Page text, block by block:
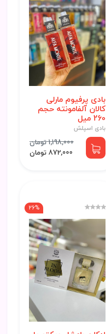
بادی پرفیوم مارلی
کالان آلفامونته حجم
260 میل
بادی اسپلش
1,198,000 تومان
872,000 تومان
26%